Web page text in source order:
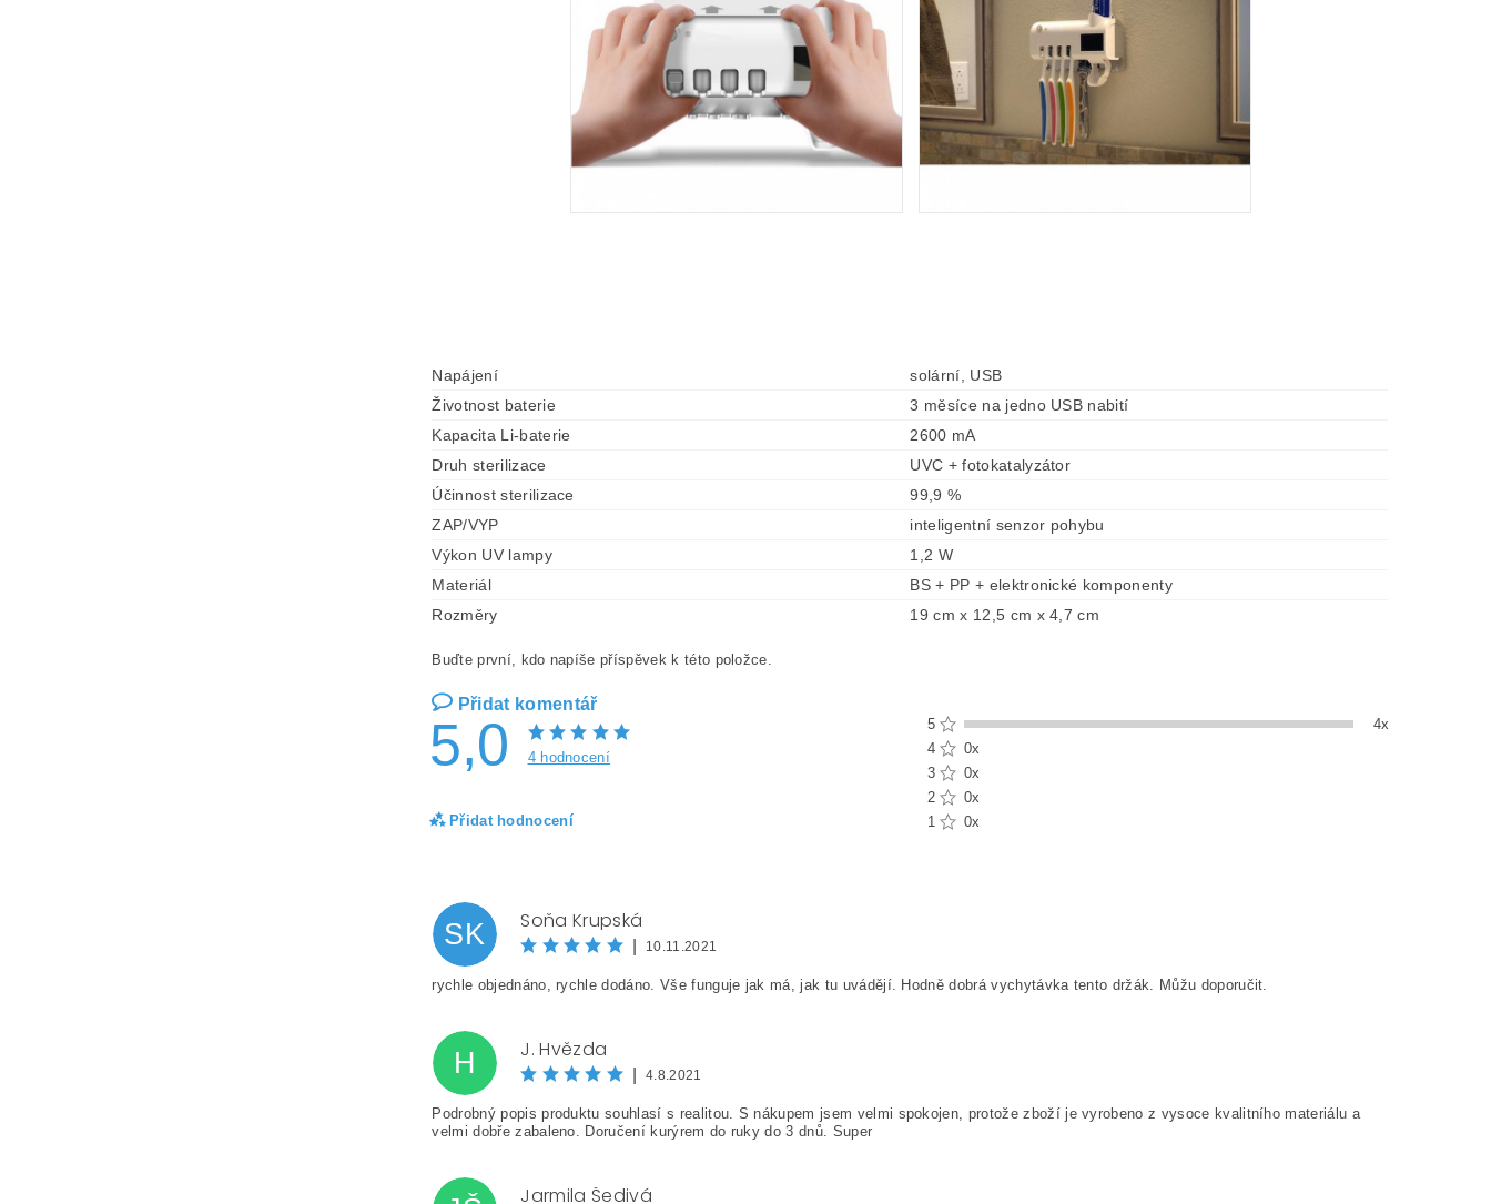
Napájení
solární, USB
Životnost baterie
3 měsíce na jedno USB nabití
Kapacita Li-baterie
2600 mA
Druh sterilizace
UVC + fotokatalyzátor
Účinnost sterilizace
99,9 %
ZAP/VYP
inteligentní senzor pohybu
Výkon UV lampy
1,2 W
Materiál
BS + PP + elektronické komponenty
Rozměry
19 cm x 12,5 cm x 4,7 cm
Buďte první, kdo napíše příspěvek k této položce.
Přidat komentář
5,0 4 hodnocení
Přidat hodnocení
5
4x
4
0x
3
0x
2
0x
1
0x
Vložením hodnocení souhlasíte spodmínkami ochrany osobních údajů
SK Soňa Krupská
10.11.2021
rychle objednáno, rychle dodáno. Vše funguje jak má, jak tu uvádějí. Hodně dobrá vychytávka tento držák. Můžu doporučit.
H J. Hvězda
4.8.2021
Podrobný popis produktu souhlasí s realitou. S nákupem jsem velmi spokojen, protože zboží je vyrobeno z vysoce kvalitního materiálu a
velmi dobře zabaleno. Doručení kurýrem do ruky do 3 dnů. Super
Jarmila Šedivá